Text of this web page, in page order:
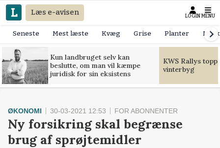
Læs e-avisen LOGIN MENU
Seneste Mest læste Kvæg Grise Planter
Kun landbruget selv kan
beslutte, om man vil kæmpe
juridisk for sin eksistens
KWS Rallys
vinterbyg
ØKONOMI 30-03-2021 12:53 FOR ABONNENTER
Ny forsikring skal begrænse
brug af sprøjtemidler